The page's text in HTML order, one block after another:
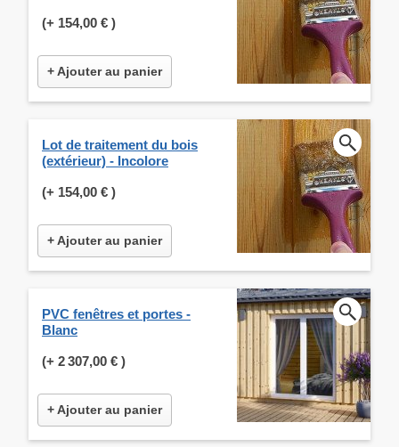
(+ 154,00 € )
+ Ajouter au panier
Lot de traitement du bois
(extérieur) - Incolore
(+ 154,00 € )
+ Ajouter au panier
PVC fenêtres et portes -
Blanc
(+ 2 307,00 € )
+ Ajouter au panier